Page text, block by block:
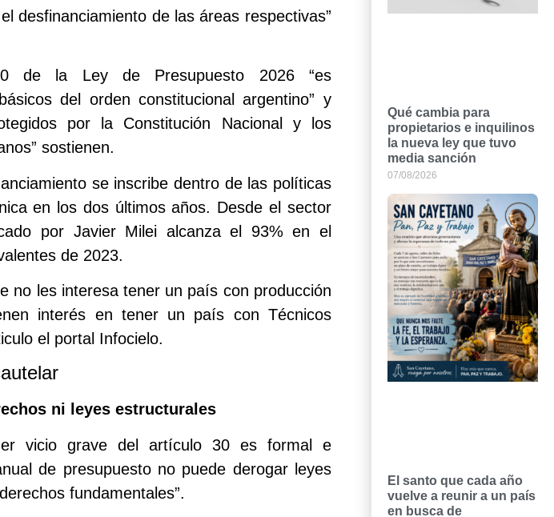
desfinanciamiento de las áreas respectivas”
de la Ley de Presupuesto 2026 “es
del orden constitucional argentino” y
por la Constitución Nacional y los
sostienen.
se inscribe dentro de las políticas
en los dos últimos años. Desde el sector
por Javier Milei alcanza el 93% en el
de 2023.
no les interesa tener un país con producción
interés en tener un país con Técnicos
el portal Infocielo.
ni leyes estructurales
vicio grave del artículo 30 es formal e
de presupuesto no puede derogar leyes
fundamentales”.
Qué cambia para
propietarios e inquilinos
la nueva ley que tuvo
media sanción
07/08/2026
El santo que cada año
vuelve a reunir a un país
en busca de